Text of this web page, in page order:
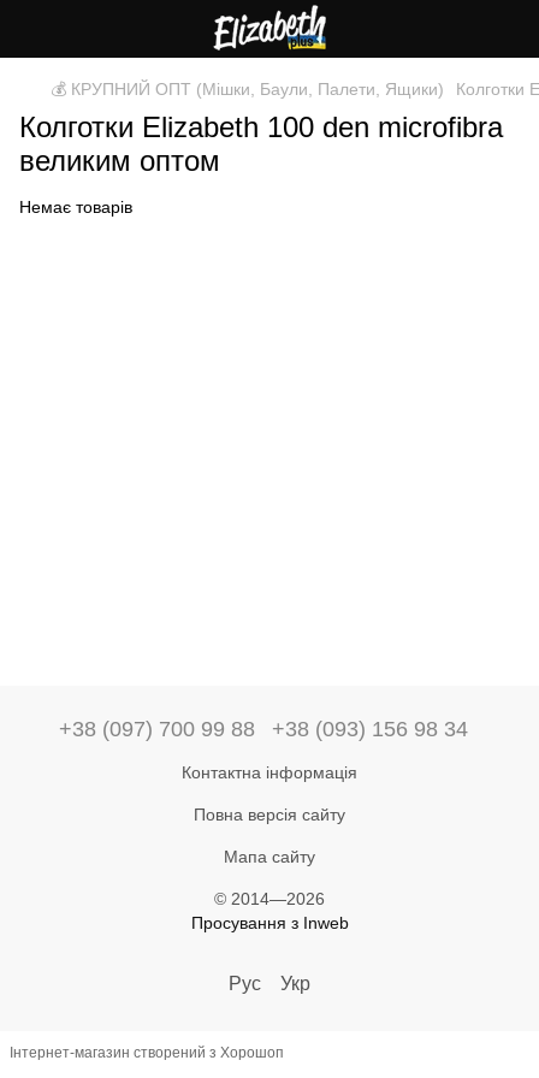
💰 КРУПНИЙ ОПТ (Мішки, Баули, Палети, Ящики) Колготки
Колготки Elizabeth 100 den microfibra
великим оптом
Немає товарів
+38 (097) 700 99 88 +38 (093) 156 98 34
Контактна інформація
Повна версія сайту
Мапа сайту
© 2014—2026
Просування з Inweb
Рус Укр
Інтернет-магазин створений з Хорошоп